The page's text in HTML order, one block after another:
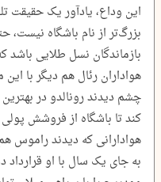
این وداع، یادآور یک حقیقت
بزرگ‌تر از نام باشگاه
بازماندگان نسل طلایی باشد
هواداران رئال هم دیگر با
چشم دیدند رونالدو در
کند تا باشگاه از فروشش
هوادارانی که دیدند راموس
به جای یک ‌سال با او قرارداد